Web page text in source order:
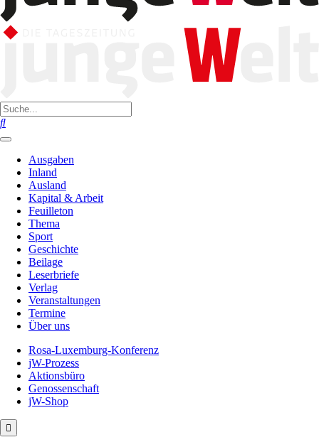
Ausgaben
Inland
Ausland
Kapital & Arbeit
Feuilleton
Thema
Sport
Geschichte
Beilage
Leserbriefe
Verlag
Veranstaltungen
Termine
Über uns
Rosa-Luxemburg-Konferenz
jW-Prozess
Aktionsbüro
Genossenschaft
jW-Shop